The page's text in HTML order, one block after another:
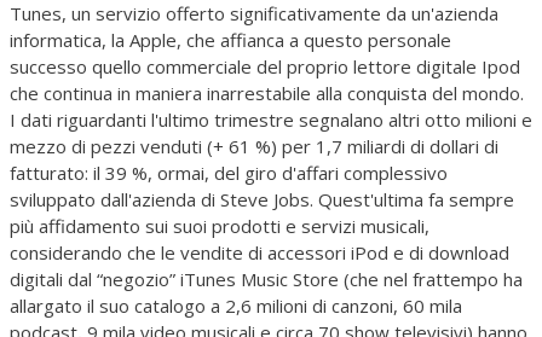
Tunes, un servizio offerto significativamente da un'azienda
informatica, la Apple, che affianca a questo personale
successo quello commerciale del proprio lettore digitale Ipod
che continua in maniera inarrestabile alla conquista del mondo.
I dati riguardanti l'ultimo trimestre segnalano altri otto milioni e
mezzo di pezzi venduti (+ 61 %) per 1,7 miliardi di dollari di
fatturato: il 39 %, ormai, del giro d'affari complessivo
sviluppato dall'azienda di Steve Jobs. Quest'ultima fa sempre
più affidamento sui suoi prodotti e servizi musicali,
considerando che le vendite di accessori iPod e di download
digitali dal “negozio” iTunes Music Store (che nel frattempo ha
allargato il suo catalogo a 2,6 milioni di canzoni, 60 mila